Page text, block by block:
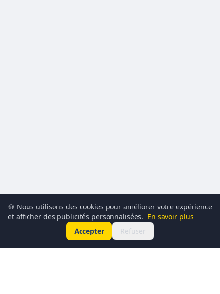
🍪 Nous utilisons des cookies pour améliorer votre expérience
et afficher des publicités personnalisées. En savoir plus
Accepter
Refuser